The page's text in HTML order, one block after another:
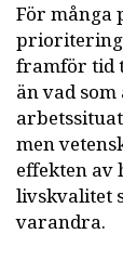
För många
framför tid
än vad
men
effekten av
livskvalitet
varandra.